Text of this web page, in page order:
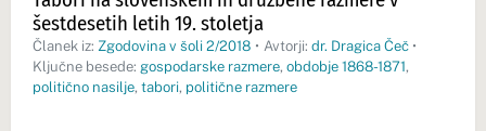
šestdesetih letih 19. stoletja
Članek iz: Zgodovina v šoli 2/2018 • Avtorji: dr. Dragica Čeč •
Ključne besede: gospodarske razmere, obdobje 1868-1871,
politično nasilje, tabori, politične razmere